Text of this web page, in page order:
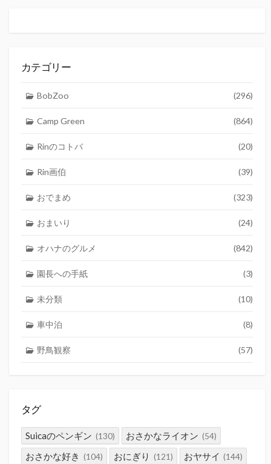
カテゴリー
BobZoo (296)
Camp Green (864)
Rinのコトバ (20)
Rin画伯 (39)
おでまめ (323)
おまいり (24)
オハナのグルメ (842)
園長への手紙 (3)
未分類 (10)
車中泊 (8)
野鳥観察 (57)
タグ
Suicaのペンギン (130) おさかなライオン (54)
おさかな好き (104) おにぎり (121) おヤサイ (144)